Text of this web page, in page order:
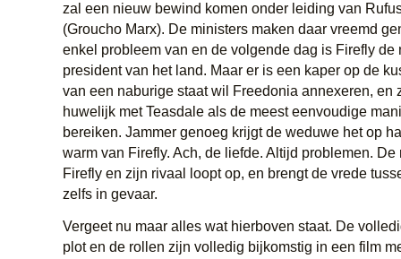
zal een nieuw bewind komen onder leiding van
(Groucho Marx). De ministers maken daar vreemd
enkel probleem van en de volgende dag is Firefly de
president van het land. Maar er is een kaper op de
van een naburige staat wil Freedonia annexeren, en
huwelijk met Teasdale als de meest eenvoudige
bereiken. Jammer genoeg krijgt de weduwe het op
warm van Firefly. Ach, de liefde. Altijd problemen. De
Firefly en zijn rivaal loopt op, en brengt de vrede
zelfs in gevaar.
Vergeet nu maar alles wat hierboven staat. De
plot en de rollen zijn volledig bijkomstig in een film